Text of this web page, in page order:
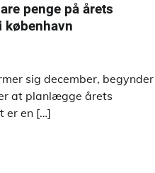
penge på årets
sig december, begynder
at planlægge årets
er en […]